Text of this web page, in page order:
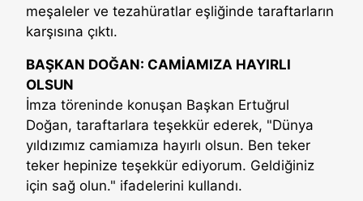
meşaleler ve tezahüratlar eşliğinde taraftarların
karşısına çıktı.
BAŞKAN DOĞAN: CAMİAMIZA HAYIRLI
OLSUN
İmza töreninde konuşan Başkan Ertuğrul
Doğan, taraftarlara teşekkür ederek, "Dünya
yıldızımız camiamıza hayırlı olsun. Ben teker
teker hepinize teşekkür ediyorum. Geldiğiniz
için sağ olun." ifadelerini kullandı.